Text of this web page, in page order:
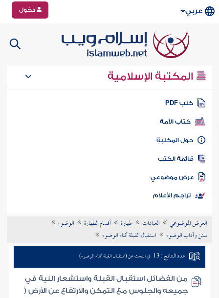
عربي دخول
المكتبة الإسلامية
كتب PDF
كتاب الأمة
المكتبة
الكتب
موضوعي
تراجم الأعلام
العرض الموضوعي العبادات طهارة أقسام الطهارة
الوضوء
سنن وآداب الوضوء
استقبال القبلة أثناء الوضوء
عدد النتائج : 13 في البحث عن (استقبال القبلة أثناء الوضوء)
من الفضائل استقبال القبلة واستشعار النية في
جميعه والجلوس مع التمكن والارتفاع عن الأرض (